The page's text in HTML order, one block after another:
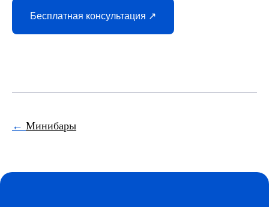
Бесплатная консультация ↗
← Минибары